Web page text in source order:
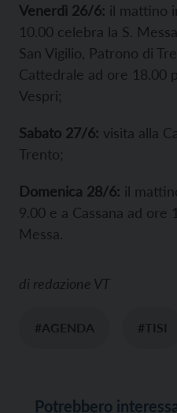
Venerdì 26/6: il mattino
10.00 celebra la S.
San Vigilio, Patrono di
Cattedrale ad ore 18.00
Vespri;
Sabato 27/6: visita alla
Trento;
Domenica 28/6: il
9.00 e a Cassana ad ore
Messa.
di redazione VT
#AGENDA #TISI
Potrebbero